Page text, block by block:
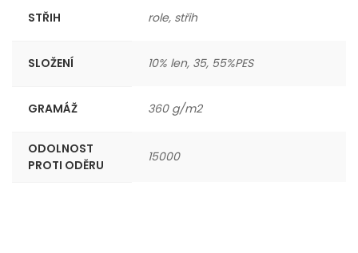
STŘIH role, střih
SLOŽENÍ 10% len, 35, 55%PES
GRAMÁŽ 360 g/m2
ODOLNOST
PROTI ODĚRU
15000